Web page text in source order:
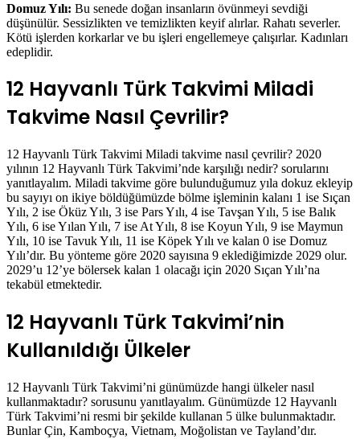
Domuz Yılı: Bu senede doğan insanların övünmeyi sevdiği
düşünülür. Sessizlikten ve temizlikten keyif alırlar. Rahatı severler.
Kötü işlerden korkarlar ve bu işleri engellemeye çalışırlar. Kadınları
edeplidir.
12 Hayvanlı Türk Takvimi Miladi
Takvime Nasıl Çevrilir?
12 Hayvanlı Türk Takvimi Miladi takvime nasıl çevrilir? 2020
yılının 12 Hayvanlı Türk Takvimi’nde karşılığı nedir? sorularını
yanıtlayalım. Miladi takvime göre bulunduğumuz yıla dokuz ekleyip
bu sayıyı on ikiye böldüğümüzde bölme işleminin kalanı 1 ise Sıçan
Yılı, 2 ise Öküz Yılı, 3 ise Pars Yılı, 4 ise Tavşan Yılı, 5 ise Balık
Yılı, 6 ise Yılan Yılı, 7 ise At Yılı, 8 ise Koyun Yılı, 9 ise Maymun
Yılı, 10 ise Tavuk Yılı, 11 ise Köpek Yılı ve kalan 0 ise Domuz
Yılı’dır. Bu yönteme göre 2020 sayısına 9 eklediğimizde 2029 olur.
2029’u 12’ye bölersek kalan 1 olacağı için 2020 Sıçan Yılı’na
tekabül etmektedir.
12 Hayvanlı Türk Takvimi’nin
Kullanıldığı Ülkeler
12 Hayvanlı Türk Takvimi’ni günümüzde hangi ülkeler nasıl
kullanmaktadır? sorusunu yanıtlayalım. Günümüzde 12 Hayvanlı
Türk Takvimi’ni resmi bir şekilde kullanan 5 ülke bulunmaktadır.
Bunlar Çin, Kamboçya, Vietnam, Moğolistan ve Tayland’dır.